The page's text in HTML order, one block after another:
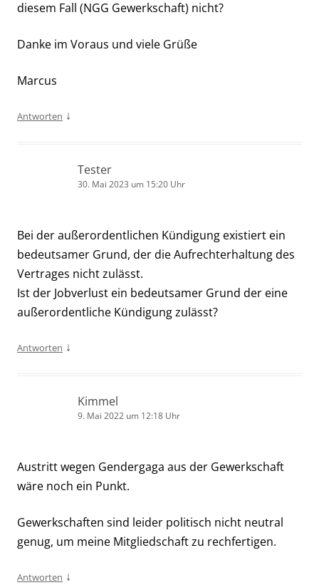
diesem Fall (NGG Gewerkschaft) nicht?
Danke im Voraus und viele Grüße
Marcus
Antworten ↓
Tester
30. Mai 2023 um 15:20 Uhr
Bei der außerordentlichen Kündigung existiert ein
bedeutsamer Grund, der die Aufrechterhaltung des
Vertrages nicht zulässt.
Ist der Jobverlust ein bedeutsamer Grund der eine
außerordentliche Kündigung zulässt?
Antworten ↓
Kimmel
9. Mai 2022 um 12:18 Uhr
Austritt wegen Gendergaga aus der Gewerkschaft
wäre noch ein Punkt.
Gewerkschaften sind leider politisch nicht neutral
genug, um meine Mitgliedschaft zu rechfertigen.
Antworten ↓